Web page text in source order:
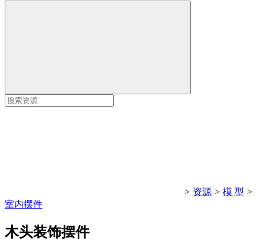
> 资源 > 模 型 >
室内摆件
木头装饰摆件